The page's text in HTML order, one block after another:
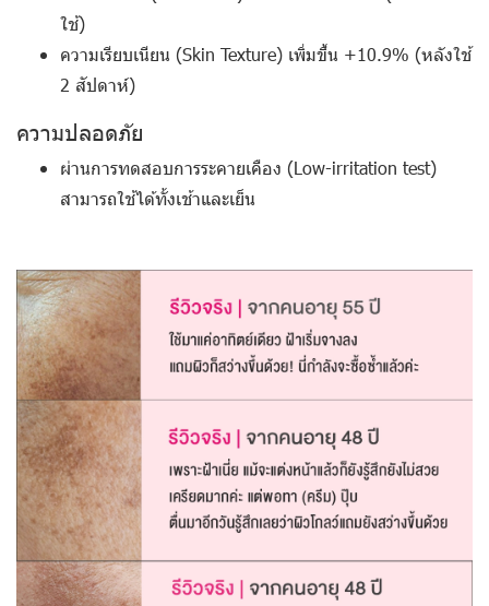
ใช้)
ความเรียบเนียน (Skin Texture) เพิ่มขึ้น +10.9% (หลังใช้
2 สัปดาห์)
ความปลอดภัย
ผ่านการทดสอบการระคายเคือง (Low-irritation test)
สามารถใช้ได้ทั้งเช้าและเย็น